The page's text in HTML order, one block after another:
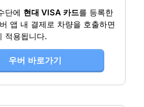
단에 현대 VISA 카드를 등록한
앱 내 결제로 차량을 호출하면
적용됩니다.
우버 바로가기